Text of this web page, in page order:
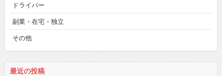
ドライバー
副業・在宅・独立
その他
最近の投稿